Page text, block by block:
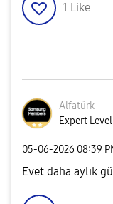
1 Like
Alfatürk
Expert
‎05-06-2026 08:39
Evet daha aylık